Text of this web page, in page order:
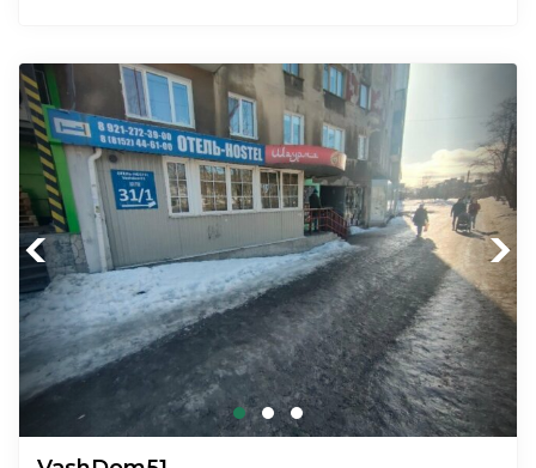
Previous Next